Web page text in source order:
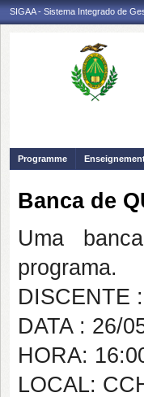
SIGAA - Sistema Integrado de
Programme
Banca de
Uma
programa.
DISCENTE
DATA : 26/
HORA:
LOCAL: